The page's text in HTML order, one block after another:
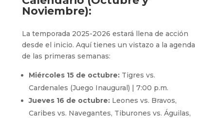
Noviembre):
La temporada 2025-2026 estará llena de acción
desde el inicio. Aquí tienes un vistazo a la agenda
de las primeras semanas:
Miércoles 15 de octubre:Tigres vs.
Cardenales (Juego Inaugural) | 7:00 p.m.
Jueves 16 de octubre:Leones vs. Bravos,
Caribes vs. Navegantes, Tiburones vs. Águilas,